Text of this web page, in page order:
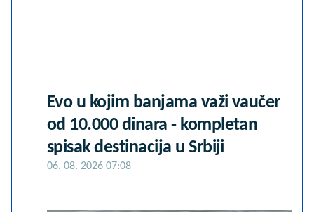
Evo u kojim banjama važi vaučer
od 10.000 dinara - kompletan
spisak destinacija u Srbiji
06. 08. 2026 07:08